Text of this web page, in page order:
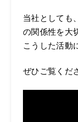
当社としても
の関係性を大
こうした活動
ぜひご覧くだ